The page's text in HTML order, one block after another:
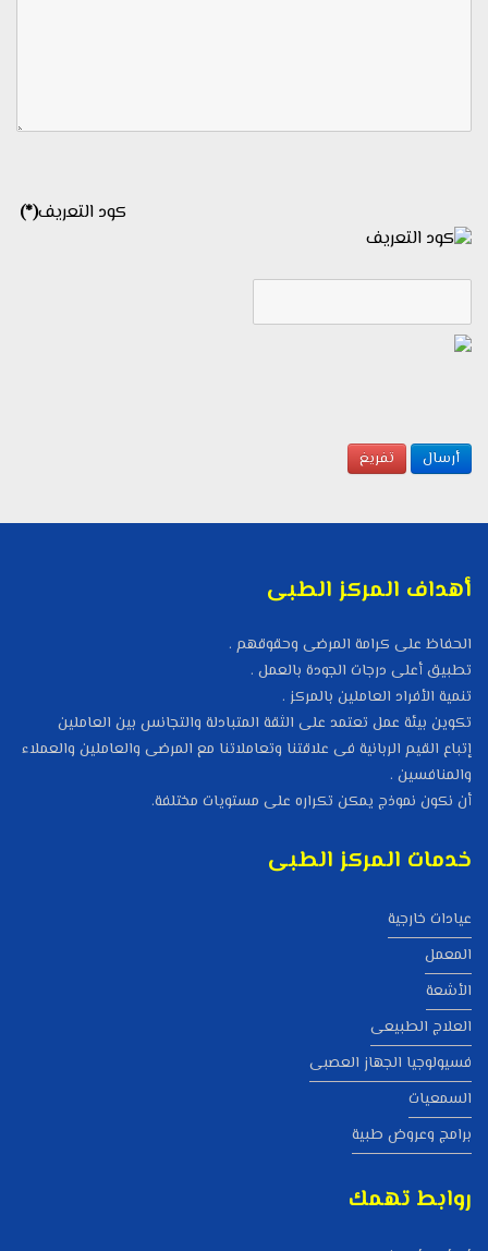
كود التعريف(*)
أهداف المركز الطبى
الحفاظ على كرامة المرضى وحقوقهم .
تطبيق أعلى درجات الجودة بالعمل .
تنمية الأفراد العاملين بالمركز .
تكوين بيئة عمل تعتمد على الثقة المتبادلة والتجانس بين العاملين
إتباع القيم الربانية فى علاقتنا وتعاملاتنا مع المرضى والعاملين والعملاء
والمنافسين .
أن نكون نموذج يمكن تكراره على مستويات مختلفة.
خدمات المركز الطبى
عيادات خارجية
المعمل
الأشعة
العلاج الطبيعى
فسيولوجيا الجهاز العصبى
السمعيات
برامج وعروض طبية
روابط تهمك